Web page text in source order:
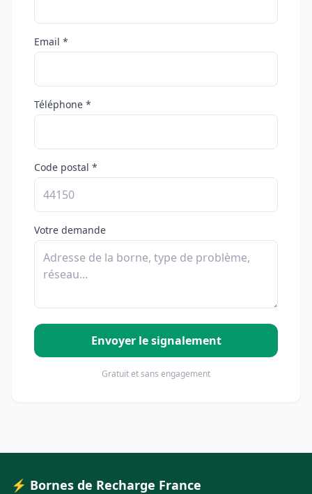
Email *
Téléphone *
Code postal *
Votre demande
Envoyer le signalement
Gratuit et sans engagement
⚡ Bornes de Recharge France